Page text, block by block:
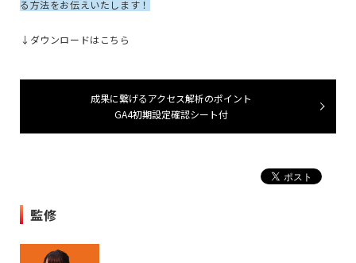
る方法をお伝えいたします！
↓ダウンロードはこちら
成果に繋げるアクセス解析のポイント
GA4初期設定確認シート付
監修